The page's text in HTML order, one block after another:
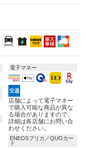
電子マネー
店舗によって電子マネー
で購入可能な商品が異な
る場合がありますので、
詳細は各店舗にお問い合
わせください。
ENEOSプリカ／QUOカー
ド